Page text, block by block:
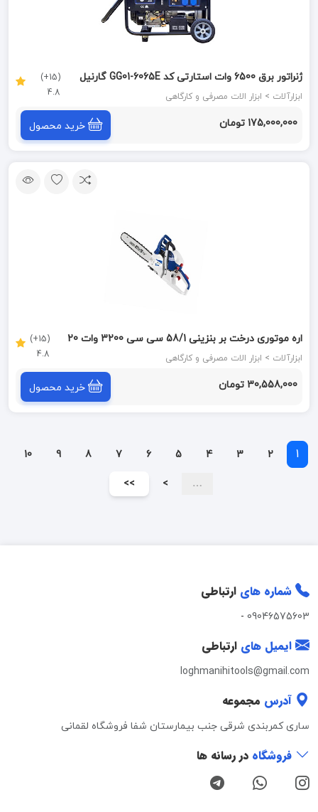
ژنراتور برق 6500 وات استارتی کد GG01-6065E گارنیل
GARNAIL
ابزارآلات > ابزار الات مصرفی و کارگاهی
(15+)
4.8
175,000,000 تومان خرید محصول
اره موتوری درخت بر بنزینی 58/1 سی سی 3200 وات 20
اینچ اس تی ای STA کد 5981
ابزارآلات > ابزار الات مصرفی و کارگاهی
(15+)
4.8
30,558,000 تومان خرید محصول
1
2
3
4
5
6
7
8
9
10
…
>
>>
شماره های ارتباطی
09046575603
-
ایمیل های ارتباطی
loghmanihitools@gmail.com
آدرس مجموعه
ساری کمربندی شرقی جنب بیمارستان شفا فروشگاه لقمانی
فروشگاه در رسانه ها